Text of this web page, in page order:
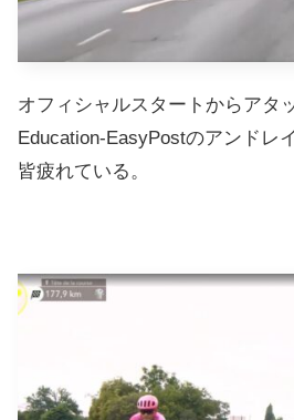
オフィシャルスタートからアタ
Education-EasyPostのアンドレ
皆疲れている。